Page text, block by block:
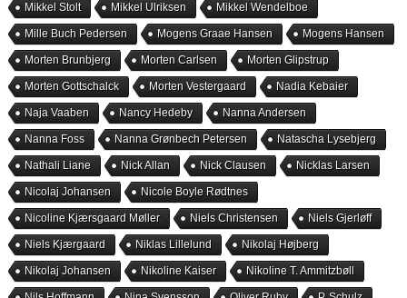
Mikkel Stolt Mikkel Ulriksen Mikkel Wendelboe
Mille Buch Pedersen Mogens Graae Hansen Mogens Hansen
Morten Brunbjerg Morten Carlsen Morten Glipstrup
Morten Gottschalck Morten Vestergaard Nadia Kebaier
Naja Vaaben Nancy Hedeby Nanna Andersen
Nanna Foss Nanna Grønbech Petersen Natascha Lysebjerg
Nathali Liane Nick Allan Nick Clausen Nicklas Larsen
Nicolaj Johansen Nicole Boyle Rødtnes
Nicoline Kjærsgaard Møller Niels Christensen Niels Gjerløff
Niels Kjærgaard Niklas Lillelund Nikolaj Højberg
Nikolaj Johansen Nikoline Kaiser Nikoline T. Ammitzbøll